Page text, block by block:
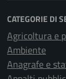
CATEGORIE DI
Agricoltura e
Ambiente
Anagrafe e